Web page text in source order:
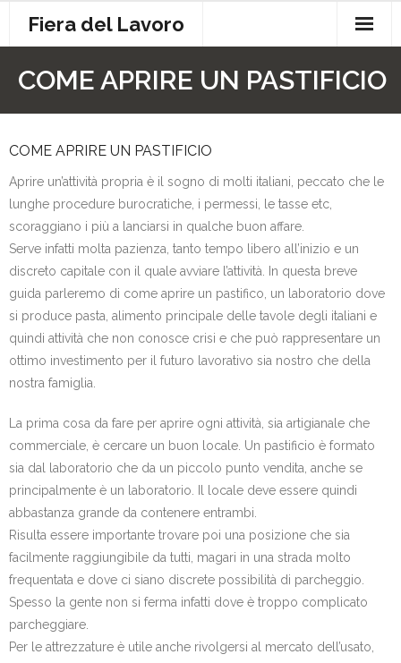
Fiera del Lavoro
Privacy
COME APRIRE UN PASTIFICIO
COME APRIRE UN PASTIFICIO
Aprire un’attività propria è il sogno di molti italiani, peccato che le
lunghe procedure burocratiche, i permessi, le tasse etc,
scoraggiano i più a lanciarsi in qualche buon affare.
Serve infatti molta pazienza, tanto tempo libero all’inizio e un
discreto capitale con il quale avviare l’attività. In questa breve
guida parleremo di come aprire un pastifico, un laboratorio dove
si produce pasta, alimento principale delle tavole degli italiani e
quindi attività che non conosce crisi e che può rappresentare un
ottimo investimento per il futuro lavorativo sia nostro che della
nostra famiglia.
La prima cosa da fare per aprire ogni attività, sia artigianale che
commerciale, è cercare un buon locale. Un pastificio è formato
sia dal laboratorio che da un piccolo punto vendita, anche se
principalmente è un laboratorio. Il locale deve essere quindi
abbastanza grande da contenere entrambi.
Risulta essere importante trovare poi una posizione che sia
facilmente raggiungibile da tutti, magari in una strada molto
frequentata e dove ci siano discrete possibilità di parcheggio.
Spesso la gente non si ferma infatti dove è troppo complicato
parcheggiare.
Per le attrezzature è utile anche rivolgersi al mercato dell’usato,